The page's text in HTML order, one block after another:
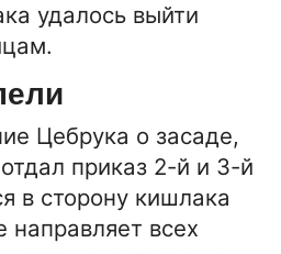
удалось выйти
Цебрука о засаде,
приказ 2-й и 3-й
в сторону кишлака
всех